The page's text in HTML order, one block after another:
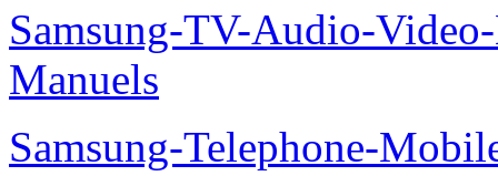
Samsung-TV-Audio-
Manuels
Samsung-Telephone-